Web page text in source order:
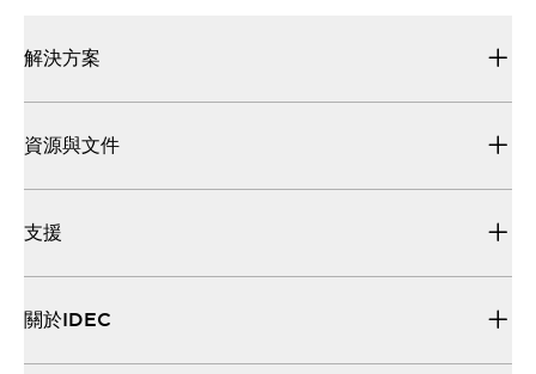
解決方案
資源與文件
支援
關於IDEC